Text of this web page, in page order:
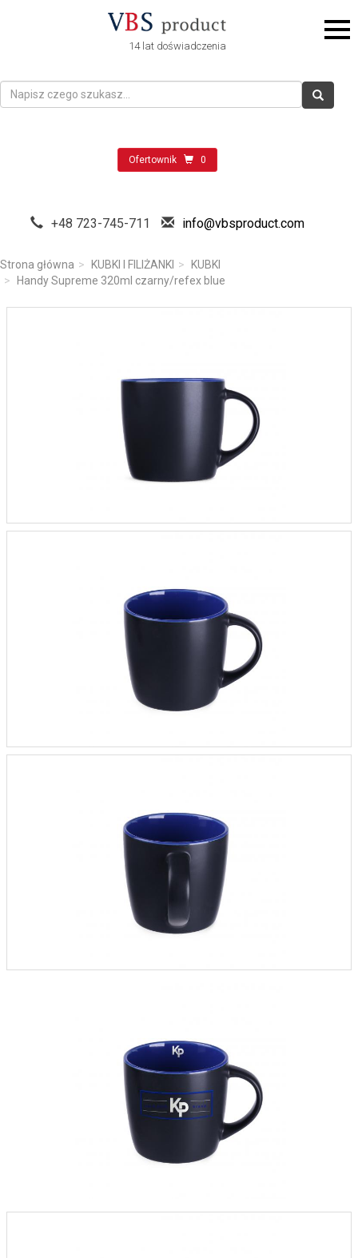
14 lat doświadczenia
Ofertownik 0
+48 723-745-711 info@vbsproduct.com
Strona główna KUBKI I FILIŻANKI
KUBKI
Handy Supreme 320ml czarny/refex blue